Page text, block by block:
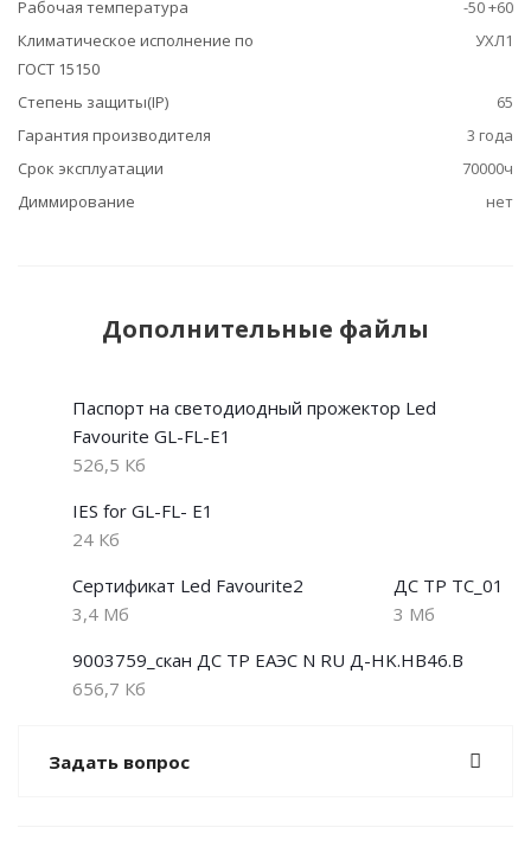
Рабочая температура
-50 +60
Климатическое исполнение по
ГОСТ 15150
УХЛ1
Степень защиты(IP)
65
Гарантия производителя
3 года
Срок эксплуатации
70000ч
Диммирование
нет
Дополнительные файлы
Паспорт на светодиодный прожектор Led
Favourite GL-FL-E1
526,5 Кб
IES for GL-FL- E1
24 Кб
Сертификат Led Favourite2
3,4 Мб
ДС ТР ТС_01
3 Мб
9003759_скан ДС ТР ЕАЭС N RU Д-HK.НВ46.В
656,7 Кб
Задать вопрос